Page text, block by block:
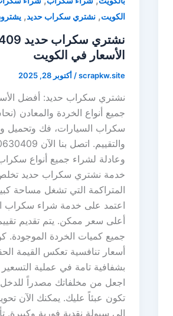
الكويت,نشتري سكراب حديد,
الأسعار في الكويت
scrapkw.site
/أكتوبر 28, 2025
نشتري سكراب حديد: أفضل
جميع أنواع الخردة والمعادن
سكراب السيارات، فك وتحميل
وعادلة لشراء جميع أنواع
خدمة نشتري سكراب حديد
المتراكمة التي تشغل مساحة
اعتمد على خدمة شراء سكراب
أعلى سعر ممكن. يتم تقديم
جميع كميات الخردة الموجودة.
أسعار تنافسية تعكس القيمة
بشفافية تامة في عملية
اجعل من مخلفاتك مصدراً للدخل
تكون عبئاً عليك. يمكنك الآن
إلى سيولة نقدية فورية وكبيرة.